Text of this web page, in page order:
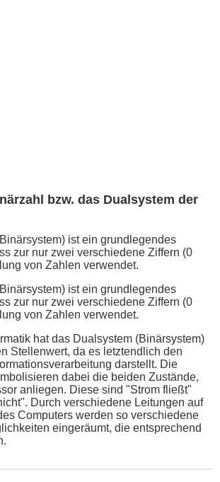
bzw. das Dualsystem der
ist ein grundlegendes
zur nur zwei verschiedene Ziffern (0
von Zahlen verwendet.
ist ein grundlegendes
zur nur zwei verschiedene Ziffern (0
von Zahlen verwendet.
hat das Dualsystem (Binärsystem)
Stellenwert, da es letztendlich den
darstellt. Die
dabei die beiden Zustände,
anliegen. Diese sind "Strom fließt"
Durch verschiedene Leitungen auf
Computers werden so verschiedene
eingeräumt, die entsprechend